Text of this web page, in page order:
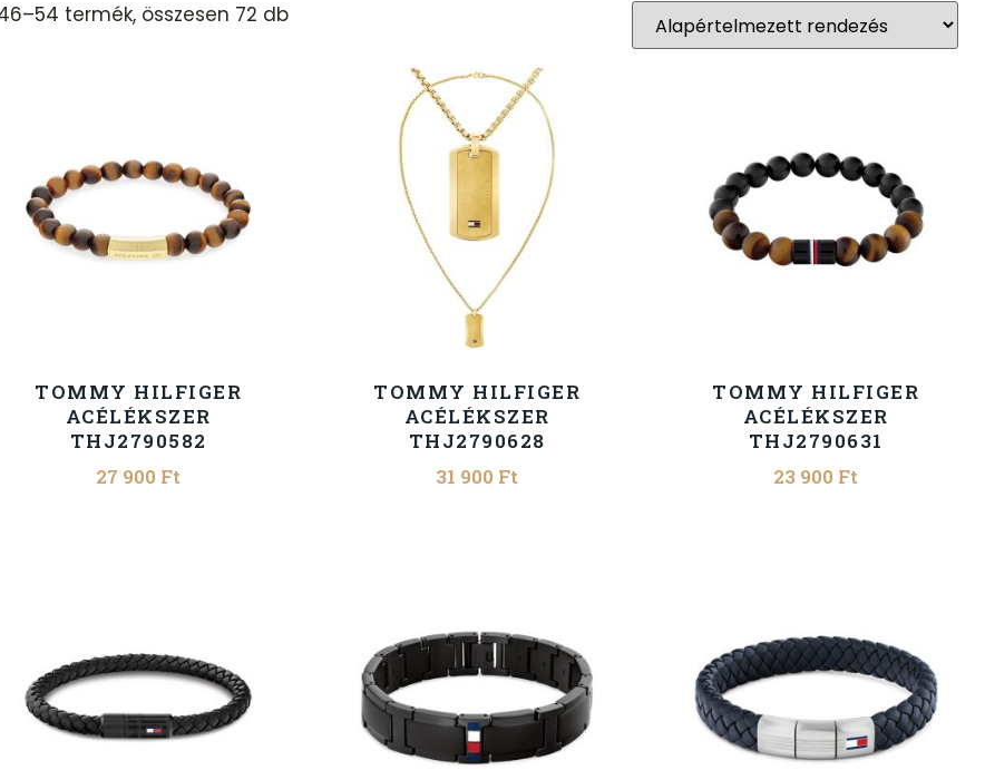
termék, összesen 72 db
TOMMY HILFIGER
ACÉLÉKSZER
THJ2790582
27 900 Ft
TOMMY HILFIGER
ACÉLÉKSZER
THJ2790628
31 900 Ft
TOMMY HILFIGER
ACÉLÉKSZER
THJ2790631
23 900 Ft